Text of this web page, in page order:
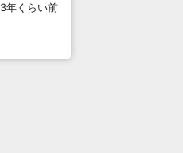
3年くらい前